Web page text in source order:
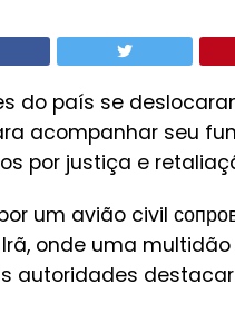
do país se
acompanhar seu
por justiça e
um avião civil
onde uma
autoridades